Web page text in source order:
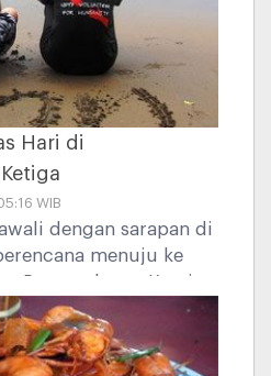
Hari di
WIB
dengan sarapan di
menuju ke
Pangandaran. Kami
berkendara motor
menyewa motor dari
biaya yang